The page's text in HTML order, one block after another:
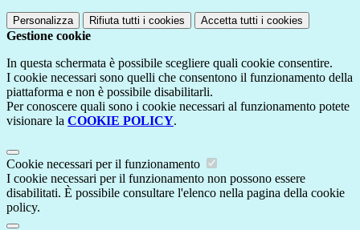
Personalizza Rifiuta tutti i cookies Accetta tutti i cookies
Gestione cookie
In questa schermata è possibile scegliere quali cookie consentire.
I cookie necessari sono quelli che consentono il funzionamento della
piattaforma e non è possibile disabilitarli.
Per conoscere quali sono i cookie necessari al funzionamento potete
visionare la COOKIE POLICY.
Cookie necessari per il funzionamento
I cookie necessari per il funzionamento non possono essere
disabilitati. È possibile consultare l'elenco nella pagina della cookie
policy.